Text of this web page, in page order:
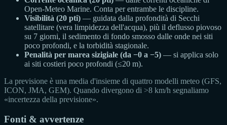
Open-Meteo Marine. Conta per entrambe le discipline.
Visibilità (20 pti) — guidata dalla profondità di Secchi
satellitare (vera limpidezza dell'acqua), più il deflusso piovoso
su 7 giorni, il sedimento di fondo smosso dalle onde nei siti
poco profondi, e la torbidità stagionale.
Penalità per marea sizigiale (da −0 a −5) — si applica solo
ai siti costieri poco profondi (≤20 m).
La previsione è una media d'insieme di quattro modelli meteo (GFS,
ICON, JMA, GEM). Quando divergono di >8 km/h segnaliamo
«incertezza della previsione».
Fonti & avvertenze